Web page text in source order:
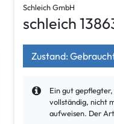
Schleich GmbH
schleich
Zustand:
Ein gut
vollständig, nicht
aufweisen. Der